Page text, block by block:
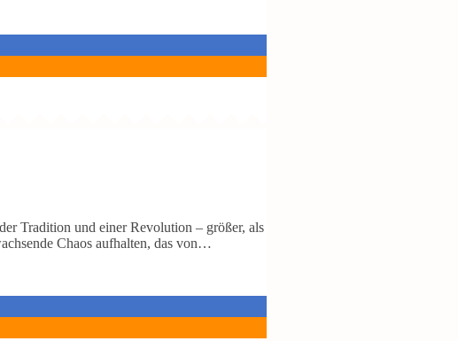
Tradition und einer Revolution – größer, als
Chaos aufhalten, das von…